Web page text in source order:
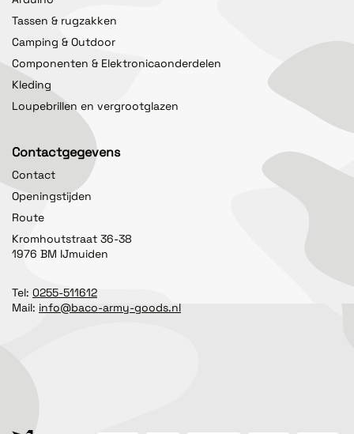
Tassen & rugzakken
Camping & Outdoor
Componenten & Elektronicaonderdelen
Kleding
Loupebrillen en vergrootglazen
Contactgegevens
Contact
Openingstijden
Route
Kromhoutstraat 36-38
1976 BM IJmuiden
Tel: 0255-511612
Mail: info@baco-army-goods.nl